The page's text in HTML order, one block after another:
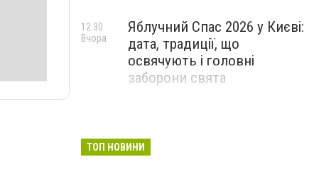
Яблучний Спас 2026 у Києві:
дата, традиції, що
освячують і головні
заборони свята
12:30
Вчора
ТОП НОВИНИ